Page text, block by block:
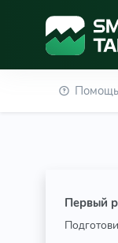
Помощь
Первый